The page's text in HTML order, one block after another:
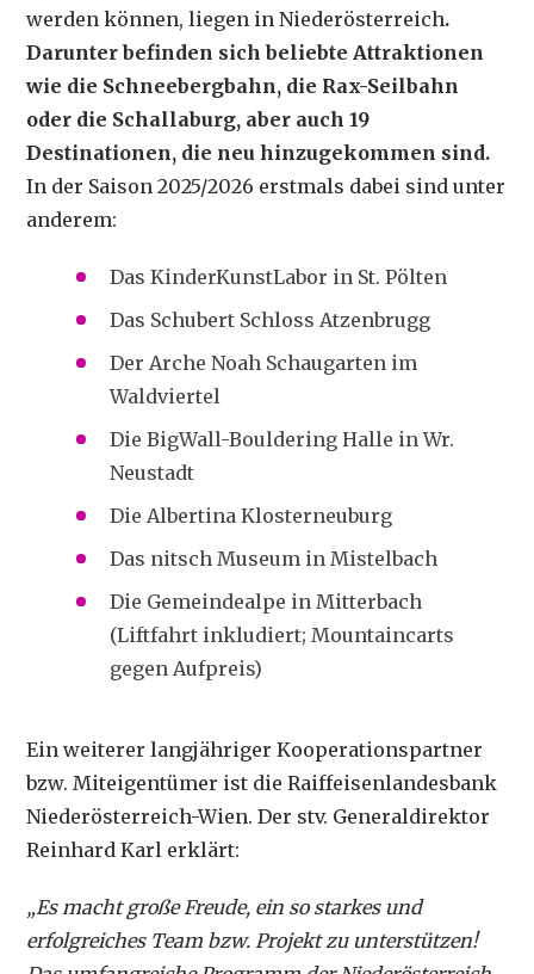
werden können, liegen in Niederösterreich.
Darunter befinden sich beliebte Attraktionen
wie die Schneebergbahn, die Rax-Seilbahn
oder die Schallaburg, aber auch 19
Destinationen, die neu hinzugekommen sind.
In der Saison 2025/2026 erstmals dabei sind unter
anderem:
Das KinderKunstLabor in St. Pölten
Das Schubert Schloss Atzenbrugg
Der Arche Noah Schaugarten im
Waldviertel
Die BigWall-Bouldering Halle in Wr.
Neustadt
Die Albertina Klosterneuburg
Das nitsch Museum in Mistelbach
Die Gemeindealpe in Mitterbach
(Liftfahrt inkludiert; Mountaincarts
gegen Aufpreis)
Ein weiterer langjähriger Kooperationspartner
bzw. Miteigentümer ist die Raiffeisenlandesbank
Niederösterreich-Wien. Der stv. Generaldirektor
Reinhard Karl erklärt:
„Es macht große Freude, ein so starkes und
erfolgreiches Team bzw. Projekt zu unterstützen!